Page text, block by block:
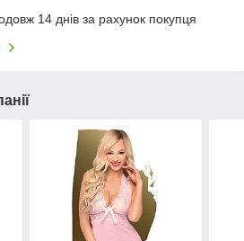
14 днів за рахунок покупця